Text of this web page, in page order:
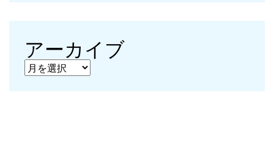
アーカイブ
アーカイブ